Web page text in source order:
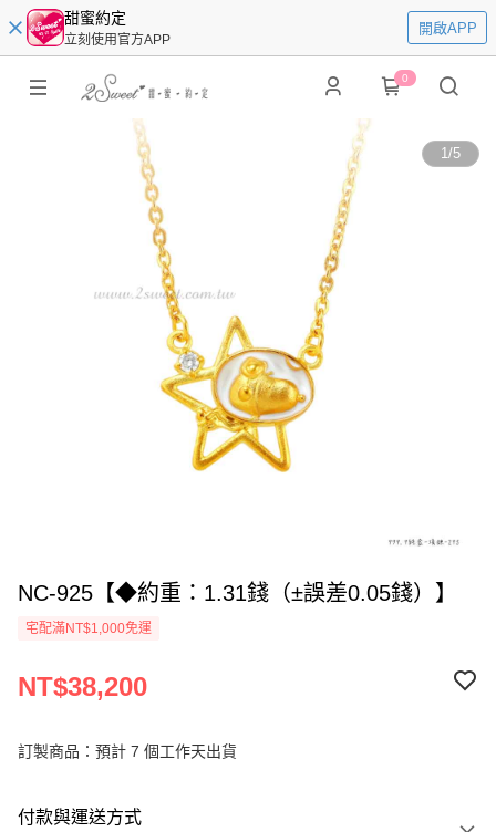
甜蜜約定
立刻使用官方APP
開啟APP
0
1/5
NC-925【◆約重：1.31錢（±誤差0.05錢）】
宅配滿NT$1,000免運
NT$38,200
訂製商品：預計 7 個工作天出貨
付款與運送方式